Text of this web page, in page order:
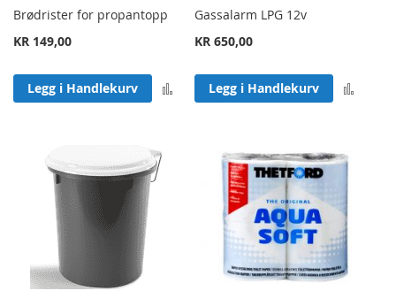
Brødrister for propantopp
KR 149,00
Legg i Handlekurv Legg til sammenligning
Gassalarm LPG 12v
KR 650,00
Legg i Handlekurv